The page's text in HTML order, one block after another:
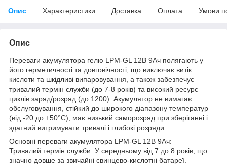
Опис Характеристики Доставка Оплата Умови
Опис
Переваги акумулятора гелю LPM-GL 12В 9Ач полягають у
його герметичності та довговічності, що виключає витік
кислоти та шкідливі випаровування, а також забезпечує
тривалий термін служби (до 7-8 років) та високий ресурс
циклів заряд/розряд (до 1200). Акумулятор не вимагає
обслуговування, стійкий до широкого діапазону температур
(від -20 до +50°С), має низький саморозряд при зберіганні і
здатний витримувати тривалі і глибокі розряди.
Основні переваги акумулятора LPM-GL 12В 9Ач:
Тривалий термін служби: У середньому від 7 до 8 років, що
значно довше за звичайні свинцево-кислотні батареї.